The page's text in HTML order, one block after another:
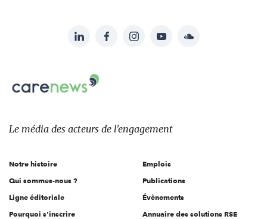
sur:
LinkedInFacebookInstagramYouTubeSoundcloud
Le
des
l'engagement
Le média des acteurs de l'engagement
Notre histoire
Qui sommes-nous ?
Ligne éditoriale
Pourquoi s'inscrire
Emplois
Publications
Évènements
Annuaire des solutions RSE